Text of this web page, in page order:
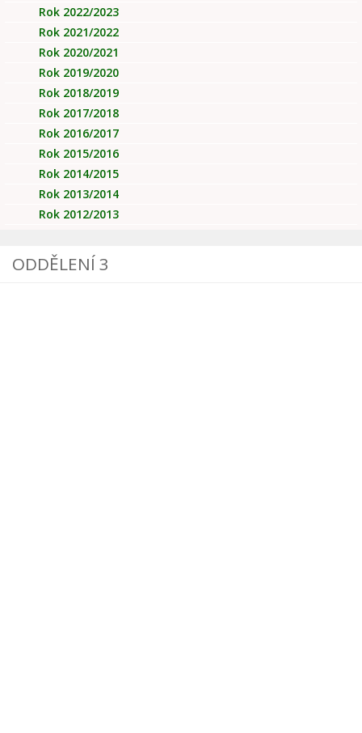
ODDĚLENÍ 3
Rok 2022/2023
Rok 2021/2022
Rok 2020/2021
Rok 2019/2020
Rok 2018/2019
Rok 2017/2018
Rok 2016/2017
Rok 2015/2016
Rok 2014/2015
Rok 2013/2014
Rok 2012/2013